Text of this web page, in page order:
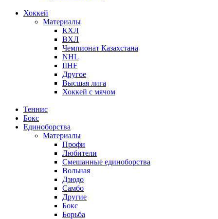
Хоккей
Материалы
КХЛ
ВХЛ
Чемпионат Казахстана
NHL
IIHF
Другое
Высшая лига
Хоккей с мячом
Теннис
Бокс
Единоборства
Материалы
Профи
Любители
Смешанные единоборства
Вольная
Дзюдо
Самбо
Другие
Бокс
Борьба